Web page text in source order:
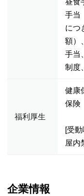
昼食
手当
につ
額）
手当
制度
福利厚生
健康
保険
[受
屋内
企業情報